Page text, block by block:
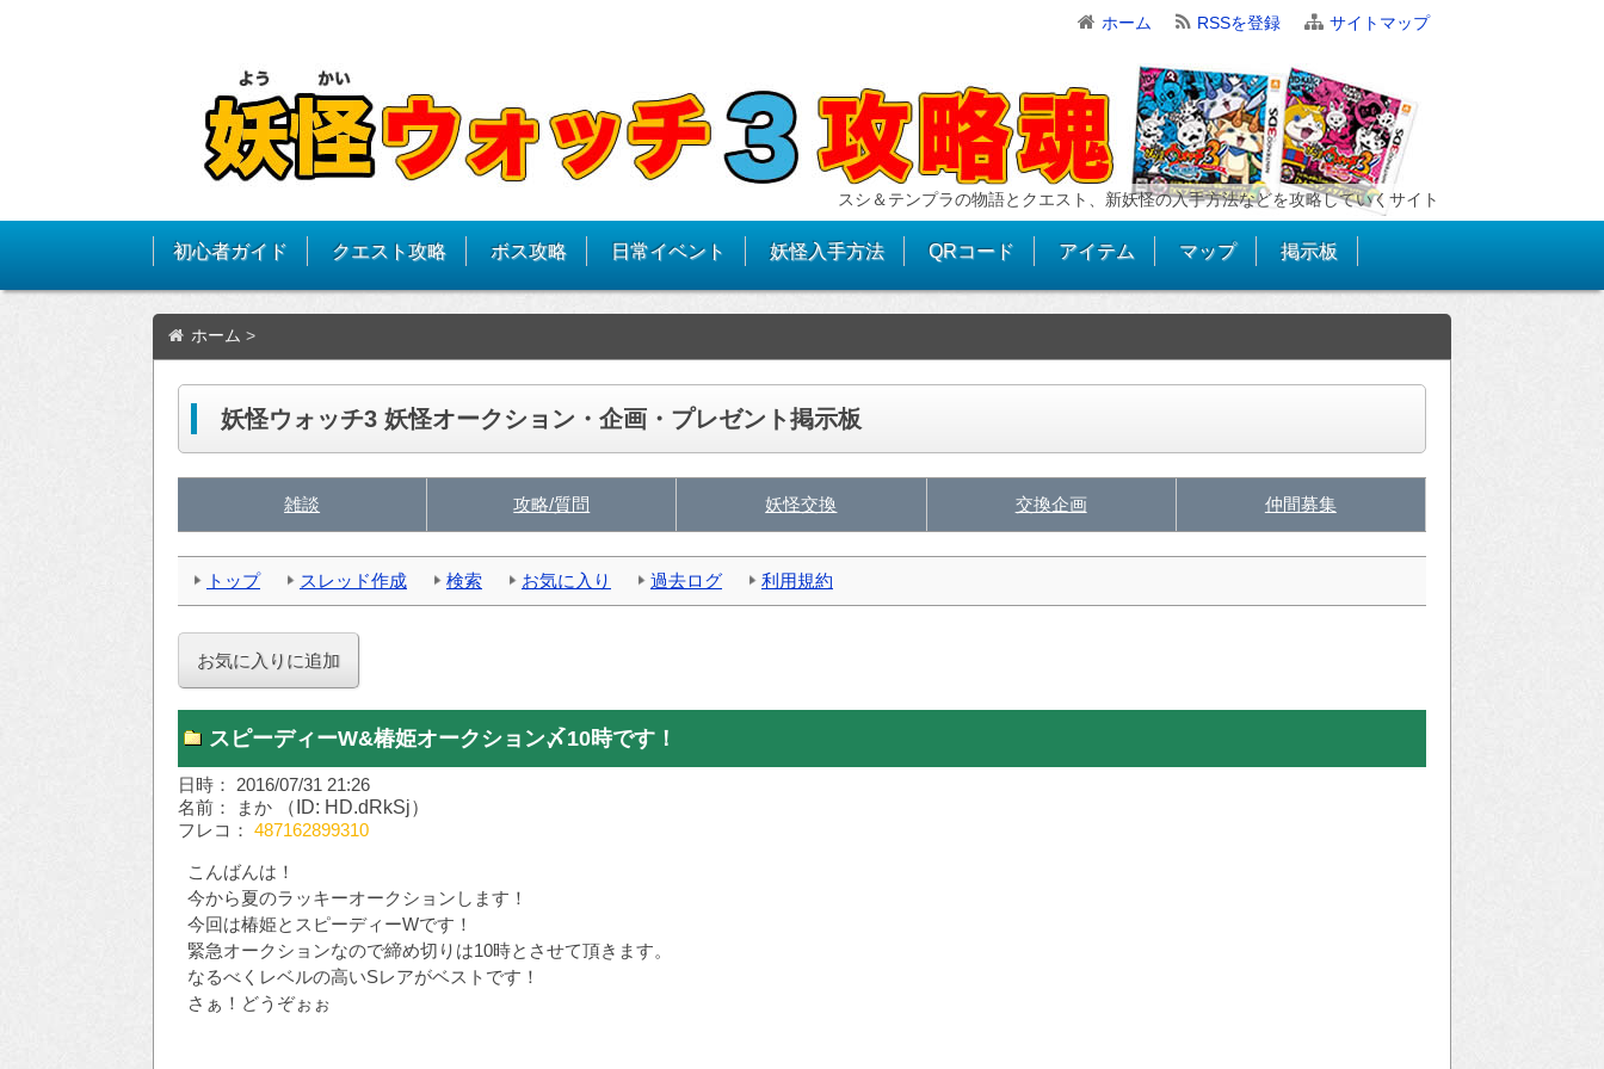
ホーム RSSを登録 サイトマップ
スシ＆テンプラの物語とクエスト、新妖怪の入手方法などを攻略していくサイト
初心者ガイド クエスト攻略 ボス攻略 日常イベント 妖怪入手方法 QRコード アイテム マップ 掲示板
ホーム >
妖怪ウォッチ3 妖怪オークション・企画・プレゼント掲示板
雑談 攻略/質問 妖怪交換 交換企画 仲間募集
トップ スレッド作成 検索 お気に入り 過去ログ 利用規約
スピーディーW&椿姫オークション〆10時です！
日時： 2016/07/31 21:26
名前： まか
（ID: HD.dRkSj）
フレコ： 487162899310
こんばんは！
今から夏のラッキーオークションします！
今回は椿姫とスピーディーWです！
緊急オークションなので締め切りは10時とさせて頂きます。
なるべくレベルの高いSレアがベストです！
さぁ！どうぞぉぉ